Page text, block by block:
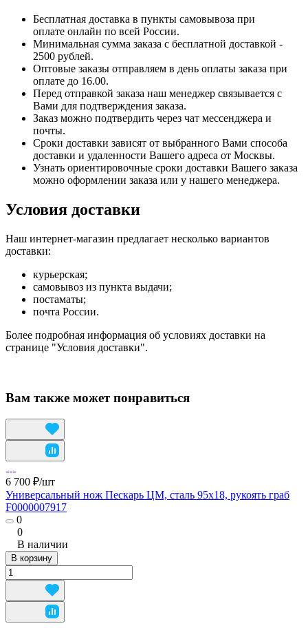
Бесплатная доставка в пункты самовывоза при
оплате онлайн по всей России.
Минимальная сумма заказа с бесплатной доставкой -
2500 рублей.
Оптовые заказы отправляем в день оплаты заказа при
оплате до 16.00.
Перед отправкой заказа наш менеджер связывается с
Вами для подтверждения заказа.
Заказ можно подтвердить через чат мессенджера и
почты.
Сроки доставки зависят от выбранного Вами способа
доставки и удаленности Вашего адреса от Москвы.
Узнать ориентировочные сроки доставки Вашего заказа
можно оформлении заказа или у нашего менеджера.
Условия доставки
Наш интернет-магазин предлагает несколько вариантов
доставки:
курьерская;
самовывоз из пункта выдачи;
постаматы;
почта России.
Более подробная информация об условиях доставки на
странице "Условия доставки".
Вам также может понравиться
6 700 ₽/шт
Универсальный нож Пескарь ЦМ, сталь 95х18, рукоять граб
F0000007917
0
0
В наличии
В корзину